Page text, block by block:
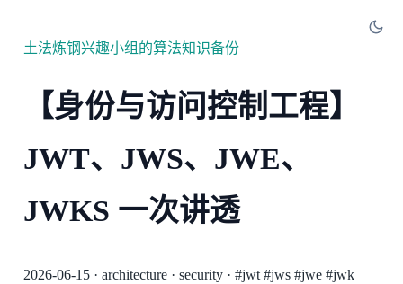
土法炼钢兴趣小组的算法知识备份
【身份与访问控制工程】
JWT、JWS、JWE、
JWKS 一次讲透
2026-06-15· architecture· security· #jwt #jws #jwe #jwk